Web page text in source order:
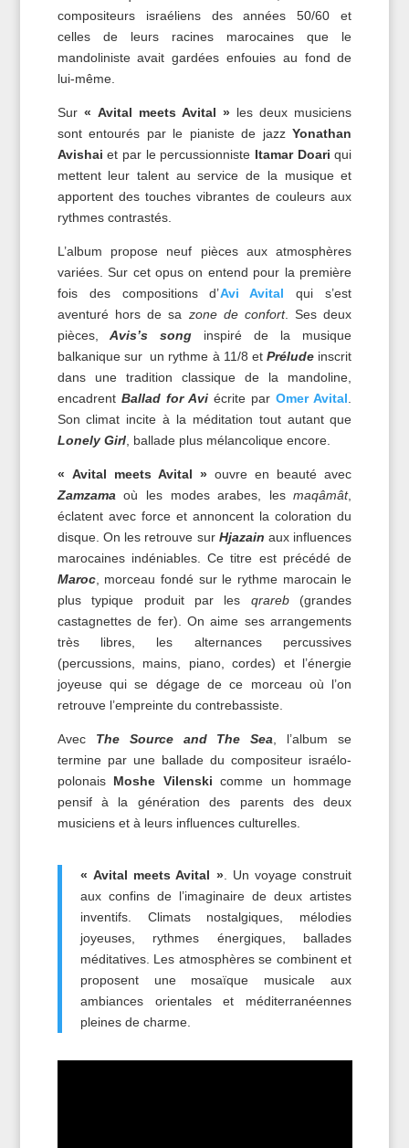
compositeurs israéliens des années 50/60 et
celles de leurs racines marocaines que le
mandoliniste avait gardées enfouies au fond de
lui-même.
Sur « Avital meets Avital » les deux musiciens
sont entourés par le pianiste de jazzYonathan
Avishai et par le percussionniste Itamar Doari qui
mettent leur talent au service de la musique et
apportent des touches vibrantes de couleurs aux
rythmes contrastés.
L’album propose neuf pièces aux atmosphères
variées. Sur cet opus on entend pour la première
fois des compositions d’Avi Avital qui s’est
aventuré hors de sa zone de confort. Ses deux
pièces,
Avis’s songinspiré de la musique
balkanique sur un rythme à 11/8 etPrélude inscrit
dans une tradition classique de la mandoline,
encadrent Ballad for Aviécrite parOmer Avital
Son climat incite à la méditation tout autant que
Lonely Girl, ballade plus mélancolique encore.
« Avital meets Avital » ouvre en beauté avec
Zamzamaoù les modes arabes, lesmaqâmât,
éclatent avec force et annoncent la coloration du
disque. On les retrouve sur Hjazainaux influences
marocaines indéniables. Ce titre est précédé de
Maroc, morceau fondé sur le rythme marocain le
plus typique produit par les qrareb(grandes
castagnettes de fer). On aime ses arrangements
très libres, les alternances percussives
(percussions, mains, piano, cordes) et l’énergie
joyeuse qui se dégage de ce morceau où l’on
retrouve l’empreinte du contrebassiste.
AvecThe Source and The Sea , l’album se
termine par une ballade du compositeur israélo-
polonais Moshe Vilenski comme un hommage
pensif à la génération des parents des deux
musiciens et à leurs influences culturelles.
« Avital meets Avital ». Un voyage construit
aux confins de l’imaginaire de deux artistes
inventifs. Climats nostalgiques, mélodies
joyeuses, rythmes énergiques, ballades
méditatives. Les atmosphères se combinent et
proposent une mosaïque musicale aux
ambiances orientales et méditerranéennes
pleines de charme.